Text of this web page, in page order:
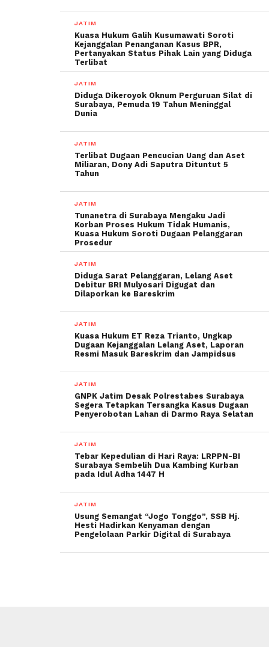
JATIM
Kuasa Hukum Galih Kusumawati Soroti
Kejanggalan Penanganan Kasus BPR,
Pertanyakan Status Pihak Lain yang Diduga
Terlibat
JATIM
Diduga Dikeroyok Oknum Perguruan Silat di
Surabaya, Pemuda 19 Tahun Meninggal
Dunia
JATIM
Terlibat Dugaan Pencucian Uang dan Aset
Miliaran, Dony Adi Saputra Dituntut 5
Tahun
JATIM
Tunanetra di Surabaya Mengaku Jadi
Korban Proses Hukum Tidak Humanis,
Kuasa Hukum Soroti Dugaan Pelanggaran
Prosedur
JATIM
Diduga Sarat Pelanggaran, Lelang Aset
Debitur BRI Mulyosari Digugat dan
Dilaporkan ke Bareskrim
JATIM
Kuasa Hukum ET Reza Trianto, Ungkap
Dugaan Kejanggalan Lelang Aset, Laporan
Resmi Masuk Bareskrim dan Jampidsus
JATIM
GNPK Jatim Desak Polrestabes Surabaya
Segera Tetapkan Tersangka Kasus Dugaan
Penyerobotan Lahan di Darmo Raya Selatan
JATIM
Tebar Kepedulian di Hari Raya: LRPPN-BI
Surabaya Sembelih Dua Kambing Kurban
pada Idul Adha 1447 H
JATIM
Usung Semangat “Jogo Tonggo”, SSB Hj.
Hesti Hadirkan Kenyaman dengan
Pengelolaan Parkir Digital di Surabaya